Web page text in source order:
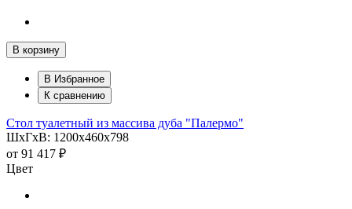
В корзину
В Избранное
К сравнению
Стол туалетный из массива дуба "Палермо"
ШхГхВ: 1200х460х798
от 91 417 ₽
Цвет